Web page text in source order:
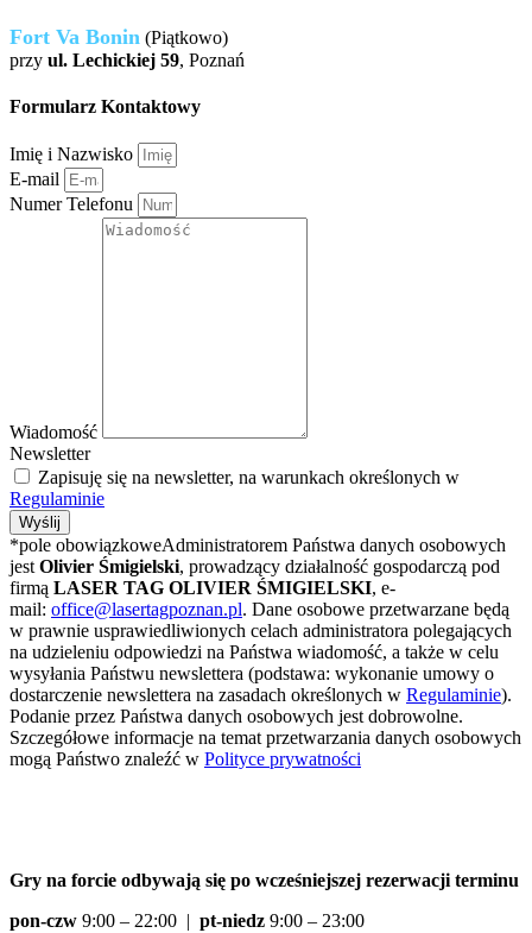
Fort Va Bonin (Piątkowo)
przy ul. Lechickiej 59, Poznań
Formularz Kontaktowy
Imię i Nazwisko
E-mail
Numer Telefonu
Wiadomość
Newsletter
Zapisuję się na newsletter, na warunkach określonych w
Regulaminie
Wyślij
*pole obowiązkoweAdministratorem Państwa danych osobowych
jest Olivier Śmigielski, prowadzący działalność gospodarczą pod
firmą LASER TAG OLIVIER ŚMIGIELSKI, e-
mail: office@lasertagpoznan.pl. Dane osobowe przetwarzane będą
w prawnie usprawiedliwionych celach administratora polegających
na udzieleniu odpowiedzi na Państwa wiadomość, a także w celu
wysyłania Państwu newslettera (podstawa: wykonanie umowy o
dostarczenie newslettera na zasadach określonych w Regulaminie).
Podanie przez Państwa danych osobowych jest dobrowolne.
Szczegółowe informacje na temat przetwarzania danych osobowych
mogą Państwo znaleźć w Polityce prywatności
Gry na forcie odbywają się po wcześniejszej rezerwacji terminu
pon-czw 9:00 – 22:00 | pt-niedz 9:00 – 23:00